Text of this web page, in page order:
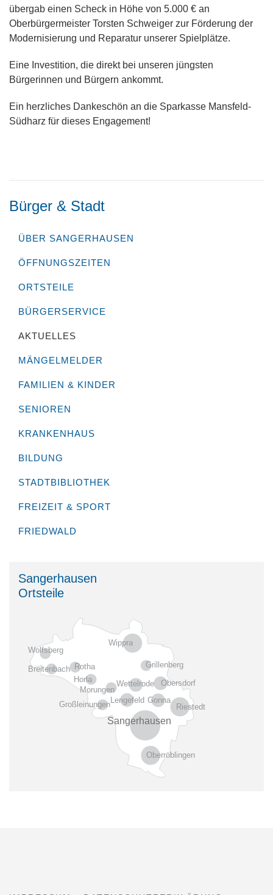
übergab einen Scheck in Höhe von 5.000 € an
Oberbürgermeister Torsten Schweiger zur Förderung der
Modernisierung und Reparatur unserer Spielplätze.
Eine Investition, die direkt bei unseren jüngsten
Bürgerinnen und Bürgern ankommt.
Ein herzliches Dankeschön an die Sparkasse Mansfeld-
Südharz für dieses Engagement!
Bürger & Stadt
ÜBER SANGERHAUSEN
ÖFFNUNGSZEITEN
ORTSTEILE
BÜRGERSERVICE
AKTUELLES
MÄNGELMELDER
FAMILIEN & KINDER
SENIOREN
KRANKENHAUS
BILDUNG
STADTBIBLIOTHEK
FREIZEIT & SPORT
FRIEDWALD
Sangerhausen
Ortsteile
Riestedt
Gonna
Obersdorf
Grillenberg
Wippra
Wolfsberg
Rotha
Breitenbach
Horla
Morungen
Wettelrode
Lengefeld
Großleinungen
Sangerhausen
Oberröblingen